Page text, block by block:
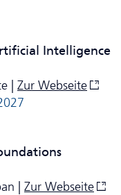
Intelligence
| Zur Webseite
| Zur Webseite